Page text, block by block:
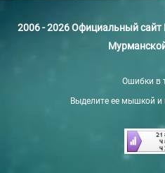
2006 - 2026 Официальный
Ошибки в
Выделите ее мышкой и